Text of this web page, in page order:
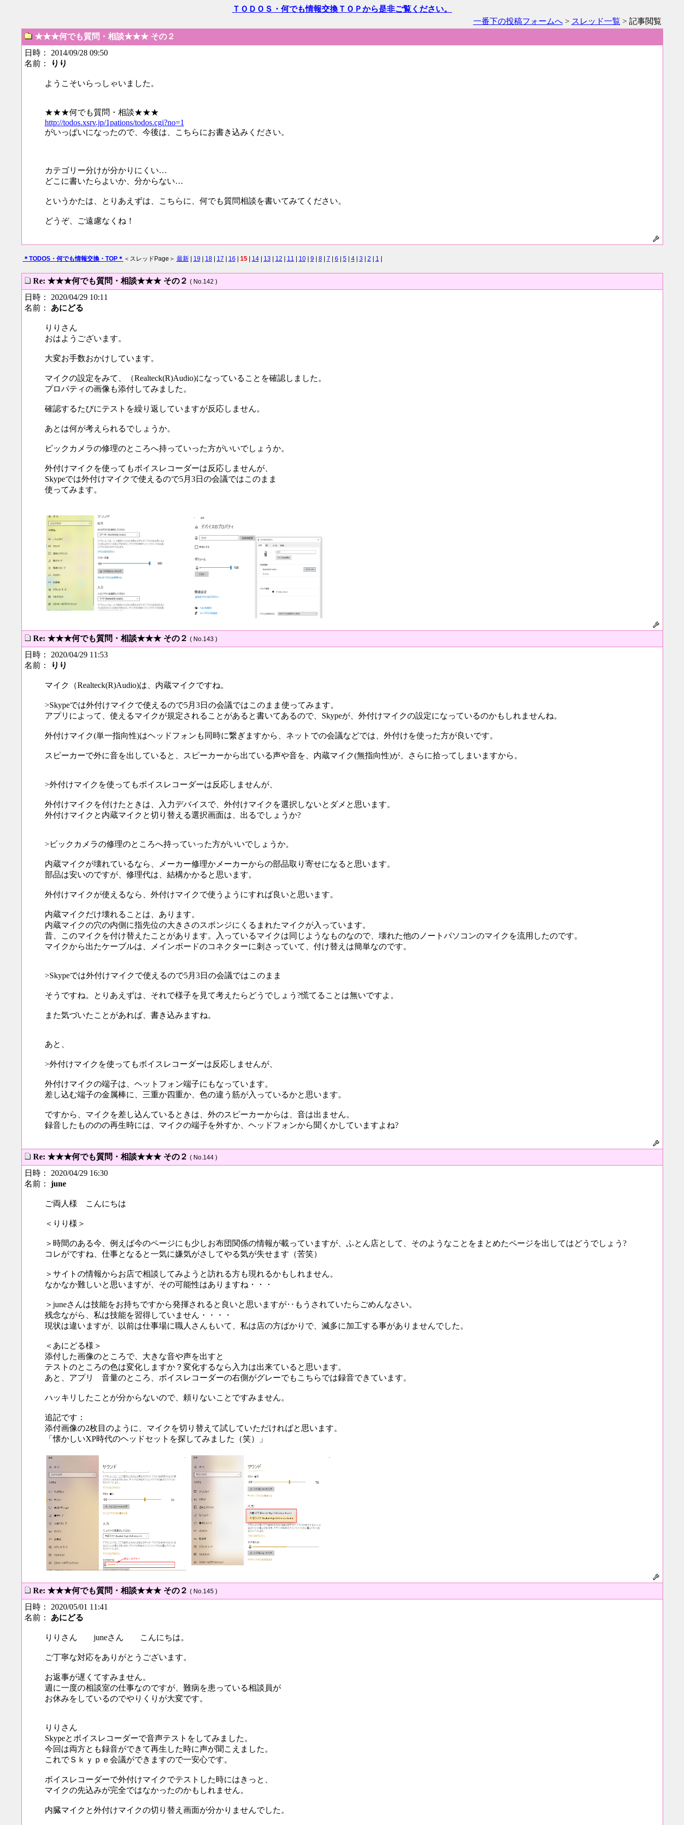
ＴＯＤＯＳ・何でも情報交換ＴＯＰから是非ご覧ください。
一番下の投稿フォームへ> スレッド一覧 > 記事閲覧
★★★何でも質問・相談★★★ その２
日時： 2014/09/28 09:50
名前：
りり
ようこそいらっしゃいました。
★★★何でも質問・相談★★★
http://todos.xsrv.jp/1pations/todos.cgi?no=1
がいっぱいになったので、今後は、こちらにお書き込みください。
カテゴリー分けが分かりにくい…
どこに書いたらよいか、分からない…
というかたは、とりあえずは、こちらに、何でも質問相談を書いてみてください。
どうぞ、ご遠慮なくね！
＊TODOS・何でも情報交換・TOP＊ ＜スレッドPage＞ 最新| 19 18| 17 16 15| 14| 13 12 11 10| 9 8| 7 6 5| 4| 3 2 1
Re: ★★★何でも質問・相談★★★ その２ ( No.142 )
日時： 2020/04/29 10:11
名前： あにどる
りりさん
おはようございます。
大変お手数おかけしています。
マイクの設定をみて、（Realteck(R)Audio)になっていることを確認しました。
プロパティの画像も添付してみました。
確認するたびにテストを繰り返していますが反応しません。
あとは何が考えられるでしょうか。
ビックカメラの修理のところへ持っていった方がいいでしょうか。
外付けマイクを使ってもボイスレコーダーは反応しませんが、
Skypeでは外付けマイクで使えるので5月3日の会議ではこのまま
使ってみます。
Re: ★★★何でも質問・相談★★★ その２ ( No.143 )
日時： 2020/04/29 11:53
名前：
りり
マイク（Realteck(R)Audio)は、内蔵マイクですね。
>Skypeでは外付けマイクで使えるので5月3日の会議ではこのまま使ってみます。
アプリによって、使えるマイクが規定されることがあると書いてあるので、Skypeが、外付けマイクの設定になっているのかもしれませんね。
外付けマイク(単一指向性)はヘッドフォンも同時に繋ぎますから、ネットでの会議などでは、外付けを使った方が良いです。
スピーカーで外に音を出していると、スピーカーから出ている声や音を、内蔵マイク(無指向性)が、さらに拾ってしまいますから。
>外付けマイクを使ってもボイスレコーダーは反応しませんが、
外付けマイクを付けたときは、入力デバイスで、外付けマイクを選択しないとダメと思います。
外付けマイクと内蔵マイクと切り替える選択画面は、出るでしょうか?
>ビックカメラの修理のところへ持っていった方がいいでしょうか。
内蔵マイクが壊れているなら、メーカー修理かメーカーからの部品取り寄せになると思います。
部品は安いのですが、修理代は、結構かかると思います。
外付けマイクが使えるなら、外付けマイクで使うようにすれば良いと思います。
内蔵マイクだけ壊れることは、あります。
内蔵マイクの穴の内側に指先位の大きさのスポンジにくるまれたマイクが入っています。
昔、このマイクを付け替えたことがあります。入っているマイクは同じようなものなので、壊れた他のノートパソコンのマイクを流用したのです。
マイクから出たケーブルは、メインボードのコネクターに刺さっていて、付け替えは簡単なのです。
>Skypeでは外付けマイクで使えるので5月3日の会議ではこのまま
そうですね。とりあえずは、それで様子を見て考えたらどうでしょう?慌てることは無いですよ。
また気づいたことがあれば、書き込みますね。
あと、
>外付けマイクを使ってもボイスレコーダーは反応しませんが、
外付けマイクの端子は、ヘットフォン端子にもなっています。
差し込む端子の金属棒に、三重か四重か、色の違う筋が入っているかと思います。
ですから、マイクを差し込んているときは、外のスピーカーからは、音は出ません。
録音したもののの再生時には、マイクの端子を外すか、ヘッドフォンから聞くかしていますよね?
Re: ★★★何でも質問・相談★★★ その２ ( No.144 )
日時： 2020/04/29 16:30
名前： june
ご両人様 こんにちは
＜りり様＞
＞時間のある今、例えば今のページにも少しお布団関係の情報が載っていますが、ふとん店として、そのようなことをまとめたページを出してはどうでしょう?
コレがですね、仕事となると一気に嫌気がさしてやる気が失せます（苦笑）
＞サイトの情報からお店で相談してみようと訪れる方も現れるかもしれません。
なかなか難しいと思いますが、その可能性はありますね・・・
＞juneさんは技能をお持ちですから発揮されると良いと思いますが‥もうされていたらごめんなさい。
残念ながら、私は技能を習得していません・・・・
現状は違いますが、以前は仕事場に職人さんもいて、私は店の方ばかりで、滅多に加工する事がありませんでした。
＜あにどる様＞
添付した画像のところで、大きな音や声を出すと
テストのところの色は変化しますか？変化するなら入力は出来ていると思います。
あと、アプリ 音量のところ、ボイスレコーダーの右側がグレーでもこちらでは録音できています。
ハッキリしたことが分からないので、頼りないことですみません。
追記です：
添付画像の2枚目のように、マイクを切り替えて試していただければと思います。
「懐かしいXP時代のヘッドセットを探してみました（笑）」
Re: ★★★何でも質問・相談★★★ その２ ( No.145 )
日時： 2020/05/01 11:41
名前： あにどる
りりさん juneさん こんにちは。
ご丁寧な対応をありがとうございます。
お返事が遅くてすみません。
週に一度の相談室の仕事なのですが、難病を患っている相談員が
お休みをしているのでやりくりが大変です。
りりさん
Skypeとボイスレコーダーで音声テストをしてみました。
今回は両方とも録音ができて再生した時に声が聞こえました。
これでＳｋｙｐｅ会議ができますので一安心です。
ボイスレコーダーで外付けマイクでテストした時にはきっと、
マイクの先込みが完全ではなかったのかもしれません。
内臓マイクと外付けマイクの切り替え画面が分かりませんでした。